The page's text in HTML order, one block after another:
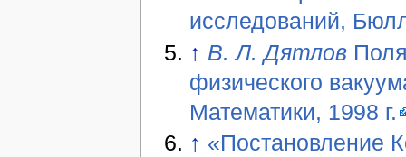
исследований,
↑ В. Л. Дятлов
физического
Математики, 1998 г.
↑ «Постановление